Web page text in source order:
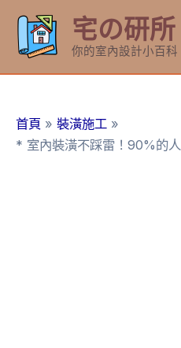
要
宅の研所
你的室內設計小百科
首頁
裝潢施工
* 室內裝潢不踩雷！90%的